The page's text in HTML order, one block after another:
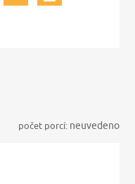
počet porcí: neuvedeno